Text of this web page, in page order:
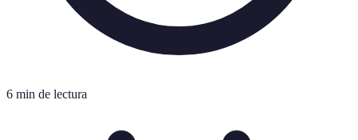
6 min de lectura